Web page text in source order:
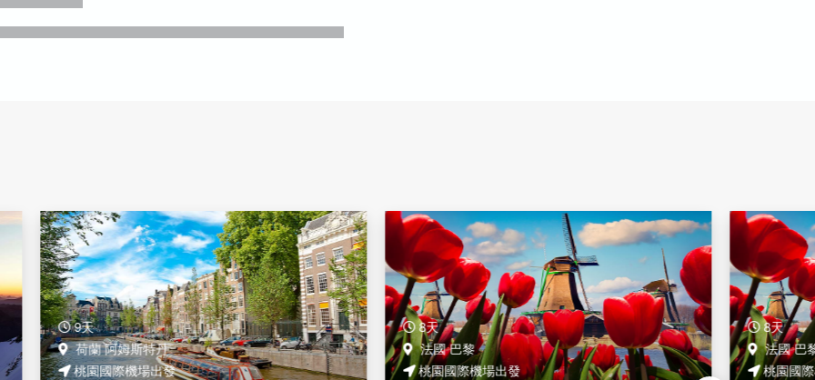
9天
荷蘭 阿姆斯特丹
桃園國際機場出發
8天
法國 巴黎
桃園國際機場出發
8天
法國 巴
桃園國